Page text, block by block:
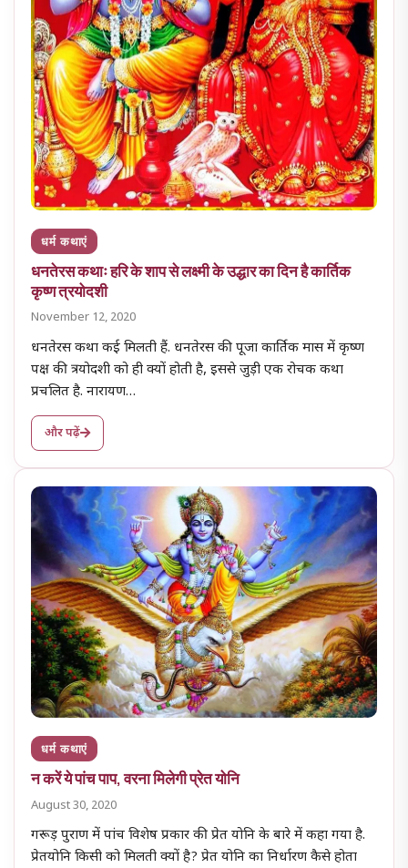
धर्म कथाएं
धनतेरस कथाः हरि के शाप से लक्ष्मी के उद्धार का दिन है कार्तिक
कृष्ण त्रयोदशी
November 12, 2020
धनतेरस कथा कई मिलती हैं. धनतेरस की पूजा कार्तिक मास में कृष्ण
पक्ष की त्रयोदशी को ही क्यों होती है, इससे जुड़ी एक रोचक कथा
प्रचलित है. नारायण…
और पढ़ें
धर्म कथाएं
न करें ये पांच पाप, वरना मिलेगी प्रेत योनि
August 30, 2020
गरूड़ पुराण में पांच विशेष प्रकार की प्रेत योनि के बारे में कहा गया है.
प्रेतयोनि किसी को मिलती क्यों है? प्रेत योनि का निर्धारण कैसे होता